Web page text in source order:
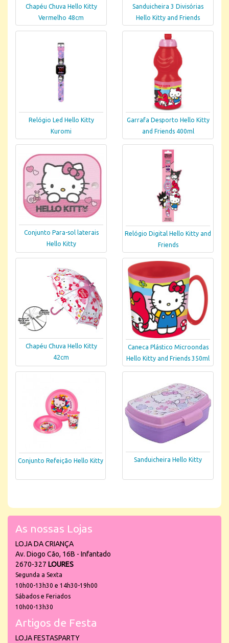
Chapéu Chuva Hello Kitty
Vermelho 48cm
Sanduicheira 3 Divisórias
Hello Kitty and Friends
Relógio Led Hello Kitty
Kuromi
Garrafa Desporto Hello Kitty
and Friends 400ml
Conjunto Para-sol laterais
Hello Kitty
Relógio Digital Hello Kitty and
Friends
Chapéu Chuva Hello Kitty
42cm
Caneca Plástico Microondas
Hello Kitty and Friends 350ml
Conjunto Refeição Hello Kitty Sanduicheira Hello Kitty
As nossas Lojas
LOJA DA CRIANÇA
Av. Diogo Cão, 16B - Infantado
2670-327 LOURES
Segunda a Sexta
10h00-13h30 e 14h30-19h00
Sábados e Feriados
10h00-13h30
Artigos de Festa
LOJA FESTASPARTY